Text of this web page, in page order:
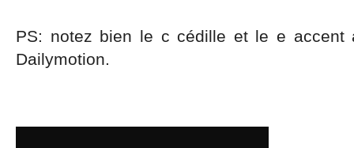
PS: notez bien le c cédille et le e
Dailymotion.